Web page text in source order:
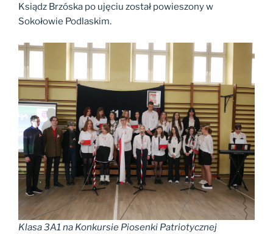
Ksiądz Brzóska po ujęciu został powieszony w
Sokołowie Podlaskim.
Klasa 3A1 na Konkursie Piosenki Patriotycznej